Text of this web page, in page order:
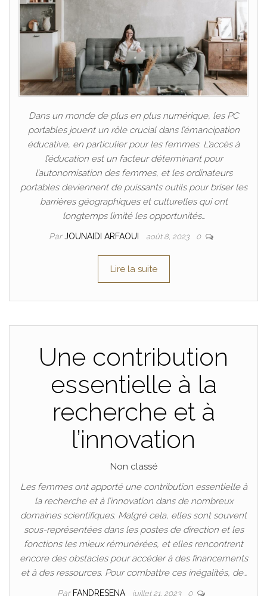
Dans un monde de plus en plus numérique, les PC
portables jouent un rôle crucial dans l’émancipation
éducative, en particulier pour les femmes. L’accès à
l’éducation est un facteur déterminant pour
l’autonomisation des femmes, et les ordinateurs
portables deviennent de puissants outils pour briser les
barrières géographiques et culturelles qui ont
longtemps limité les opportunités…
ParJOUNAIDI ARFAOUI août 8, 2023 0
Lire la suite
Une contribution
essentielle à la
recherche et à
l’innovation
Non classé
Les femmes ont apporté une contribution essentielle à
la recherche et à l’innovation dans de nombreux
domaines scientifiques. Malgré cela, elles sont souvent
sous-représentées dans les postes de direction et les
fonctions les mieux rémunérées, et elles rencontrent
encore des obstacles pour accéder à des financements
et à des ressources. Pour combattre ces inégalités, de…
Par FANDRESENA juillet 21, 2023 0